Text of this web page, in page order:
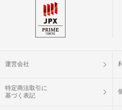
運営会社
特定商法取引に
基づく表記